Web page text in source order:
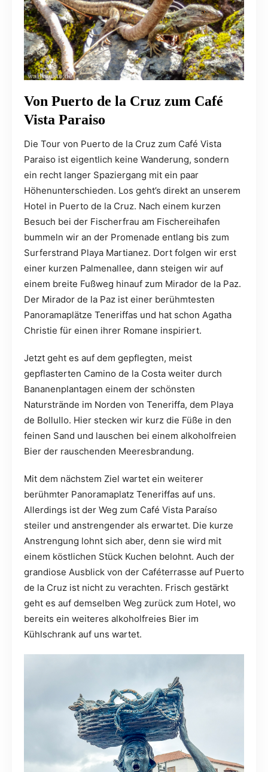
Von Puerto de la Cruz zum Café
Vista Paraiso
Die Tour von Puerto de la Cruz zum Café Vista
Paraiso ist eigentlich keine Wanderung, sondern
ein recht langer Spaziergang mit ein paar
Höhenunterschieden. Los geht’s direkt an unserem
Hotel in Puerto de la Cruz. Nach einem kurzen
Besuch bei der Fischerfrau am Fischereihafen
bummeln wir an der Promenade entlang bis zum
Surferstrand Playa Martianez. Dort folgen wir erst
einer kurzen Palmenallee, dann steigen wir auf
einem breite Fußweg hinauf zum Mirador de la Paz.
Der Mirador de la Paz ist einer berühmtesten
Panoramaplätze Teneriffas und hat schon Agatha
Christie für einen ihrer Romane inspiriert.
Jetzt geht es auf dem gepflegten, meist
gepflasterten Camino de la Costa weiter durch
Bananenplantagen einem der schönsten
Naturstrände im Norden von Teneriffa, dem Playa
de Bollullo. Hier stecken wir kurz die Füße in den
feinen Sand und lauschen bei einem alkoholfreien
Bier der rauschenden Meeresbrandung.
Mit dem nächstem Ziel wartet ein weiterer
berühmter Panoramaplatz Teneriffas auf uns.
Allerdings ist der Weg zum Café Vista Paraíso
steiler und anstrengender als erwartet. Die kurze
Anstrengung lohnt sich aber, denn sie wird mit
einem köstlichen Stück Kuchen belohnt. Auch der
grandiose Ausblick von der Caféterrasse auf Puerto
de la Cruz ist nicht zu verachten. Frisch gestärkt
geht es auf demselben Weg zurück zum Hotel, wo
bereits ein weiteres alkoholfreies Bier im
Kühlschrank auf uns wartet.